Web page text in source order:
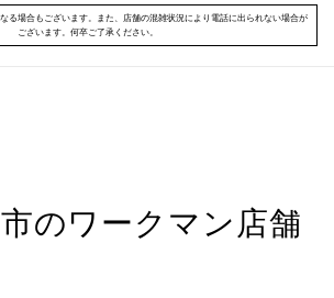
る場合もございます。また、店舗の混雑状況により電話に出られない場合が
ございます。何卒ご了承ください。
のワークマン店舗